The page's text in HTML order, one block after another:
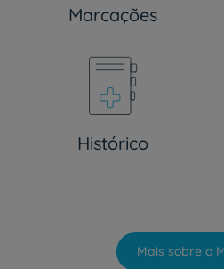
Marcações
Histórico
Mais sobre o